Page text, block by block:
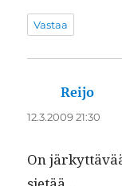
Vastaa
Reijo
12.3.2009 21:30
On